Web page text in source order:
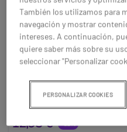
HP 235 ratón
inalámbrico compacto
técnicas:Color. Negro. No
importa si eres diestro o zurdo,
podrás utilizarlo sin
18,65 €
12,95 € -31%
También los utilizamos para
navegación y mostrar
intereses. A continuación,
quiere saber más sobre su
seleccionar "Personalizar
PERSONALIZAR COOKIES